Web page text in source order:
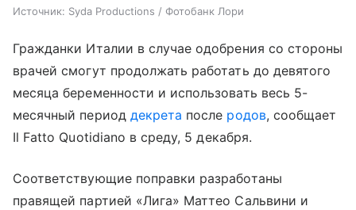
Источник: Syda Productions / Фотобанк Лори
Гражданки Италии в случае одобрения со стороны
врачей смогут продолжать работать до девятого
месяца беременности и использовать весь 5-
месячный период декрета после родов, сообщает
Il Fatto Quotidiano в среду, 5 декабря.
Соответствующие поправки разработаны
правящей партией «Лига» Маттео Сальвини и